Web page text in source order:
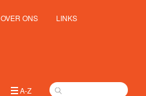
OVER ONS LINKS
A-Z